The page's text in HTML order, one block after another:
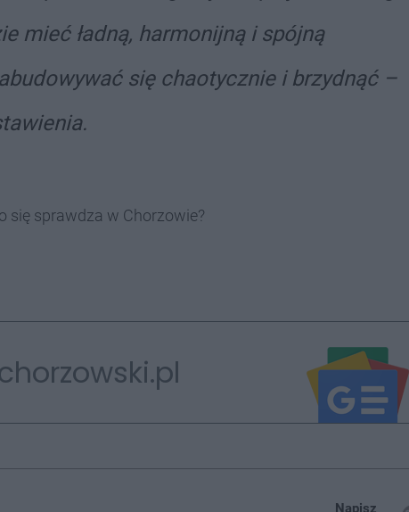
mieć ładną, harmonijną i spójną
się chaotycznie i brzydnąć –
się sprawdza w Chorzowie?
Napisz